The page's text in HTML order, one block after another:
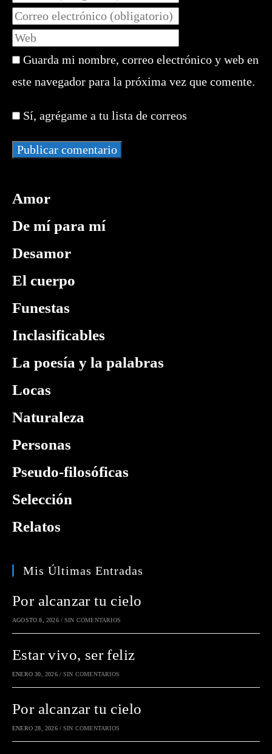
tu
nombre
o
de
usuario
comentar
Introduce
tu
dirección
de
electrónico
comentar
Introduce
la
URL
de
web
(opcional)
Guarda mi nombre, correo electrónico y web en
este navegador para la próxima vez que comente.
Sí, agrégame a tu lista de correos
Amor
De mí para mí
Desamor
El cuerpo
Funestas
Inclasificables
La poesía y la palabras
Locas
Naturaleza
Personas
Pseudo-filosóficas
Selección
Relatos
Mis Últimas Entradas
Por alcanzar tu cielo
AGOSTO 8, 2026 / SIN COMENTARIOS
Estar vivo, ser feliz
ENERO 30, 2026 / SIN COMENTARIOS
Por alcanzar tu cielo
ENERO 28, 2026 / SIN COMENTARIOS